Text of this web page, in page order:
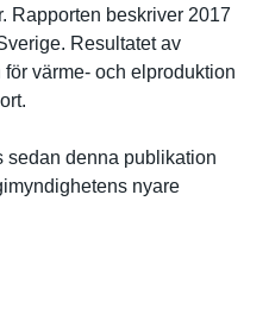
Rapporten beskriver 2017
Resultatet av
värme- och elprodukti­on
sedan denna publikatio­n
nyare